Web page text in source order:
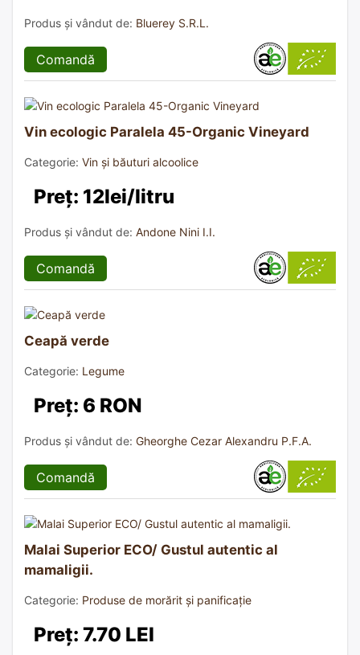
Produs și vândut de: Bluerey S.R.L.
Comandă
Vin ecologic Paralela 45-Organic Vineyard
Categorie: Vin și băuturi alcoolice
Preț: 12lei/litru
Produs și vândut de: Andone Nini I.I.
Comandă
Ceapă verde
Categorie: Legume
Preț: 6 RON
Produs și vândut de: Gheorghe Cezar Alexandru P.F.A.
Comandă
Malai Superior ECO/ Gustul autentic al
mamaligii.
Categorie: Produse de morărit și panificație
Preț: 7.70 LEI